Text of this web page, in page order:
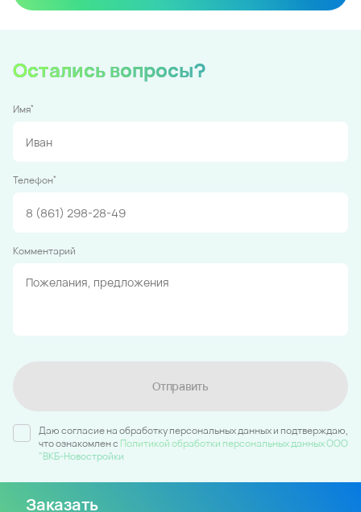
Остались вопросы?
Имя*
Телефон*
Комментарий
Отправить
Даю согласие на обработку персональных данных и подтверждаю,
что ознакомлен c Политикой обработки персональных данных ООО
"ВКБ-Новостройки
Заказать